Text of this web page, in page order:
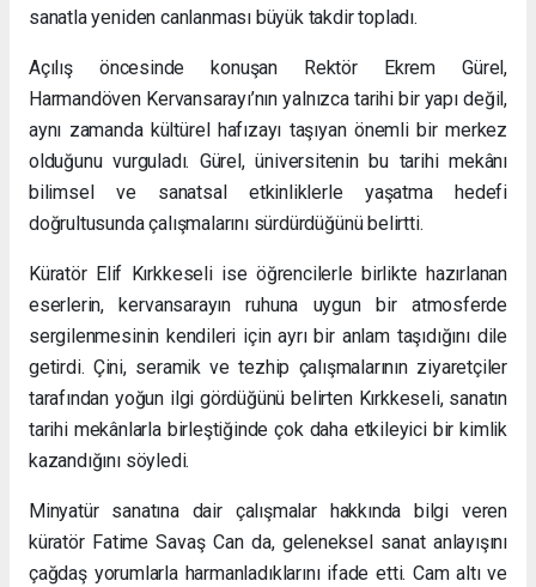
sanatla yeniden canlanması büyük takdir topladı.
Açılış öncesinde konuşan Rektör Ekrem Gürel,
Harmandöven Kervansarayı’nın yalnızca tarihi bir yapı değil,
aynı zamanda kültürel hafızayı taşıyan önemli bir merkez
olduğunu vurguladı. Gürel, üniversitenin bu tarihi mekânı
bilimsel ve sanatsal etkinliklerle yaşatma hedefi
doğrultusunda çalışmalarını sürdürdüğünü belirtti.
Küratör Elif Kırkkeseli ise öğrencilerle birlikte hazırlanan
eserlerin, kervansarayın ruhuna uygun bir atmosferde
sergilenmesinin kendileri için ayrı bir anlam taşıdığını dile
getirdi. Çini, seramik ve tezhip çalışmalarının ziyaretçiler
tarafından yoğun ilgi gördüğünü belirten Kırkkeseli, sanatın
tarihi mekânlarla birleştiğinde çok daha etkileyici bir kimlik
kazandığını söyledi.
Minyatür sanatına dair çalışmalar hakkında bilgi veren
küratör Fatime Savaş Can da, geleneksel sanat anlayışını
çağdaş yorumlarla harmanladıklarını ifade etti. Cam altı ve